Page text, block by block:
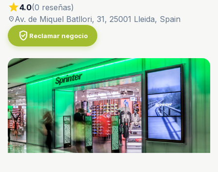
star4.0(0 reseñas)
location_onAv. de Miquel Batllori, 31, 25001 Lleida, Spain
verified_user Reclamar negocio